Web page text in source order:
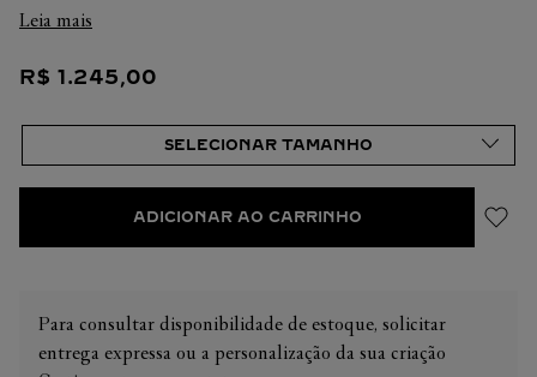
conhecido pela sua intensidade olfativa. Incutindo uma
Déclaration Eau de Toilette, faz desabrochar uma nova
frescas, as folhas cítricas são mais verdes e mais tenras... uma
explosão de vida! Um frescor cuja beleza e simplicidade a
Cartier traduz por meio de um novo frasco verde com nuances
de azul e cinza, feito sob medida para esta fragrância elegante.
Leia mais
R$ 1.245,00
ADICIONAR AO CARRINHO
Para consultar disponibilidade de estoque, solicitar
entrega expressa ou a personalização da sua criação